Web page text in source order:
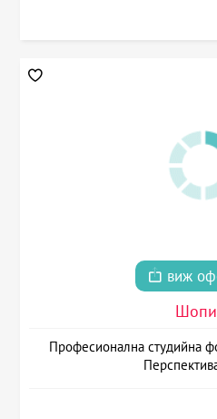
виж
Професионална студийна